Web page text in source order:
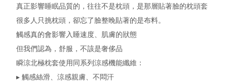
真正影響睡眠品質的，往往不是枕頭，是那層貼著臉的枕頭套
很多人只挑枕頭，卻忘了臉整晚貼著的是布料。
觸感真的會影響入睡速度、肌膚的狀態
但我們認為，舒服，不該是奢侈品
瞬涼北極枕套使用同系列涼感機能纖維：
▸ 觸感絲滑、涼感親膚、不悶汗